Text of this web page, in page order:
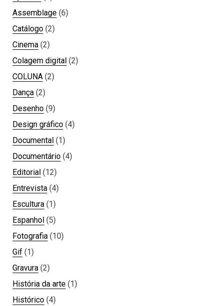
Assemblage (6)
Catálogo (2)
Cinema (2)
Colagem digital (2)
COLUNA (2)
Dança (2)
Desenho (9)
Design gráfico (4)
Documental (1)
Documentário (4)
Editorial (12)
Entrevista (4)
Escultura (1)
Espanhol (5)
Fotografia (10)
Gif (1)
Gravura (2)
História da arte (1)
Histórico (4)